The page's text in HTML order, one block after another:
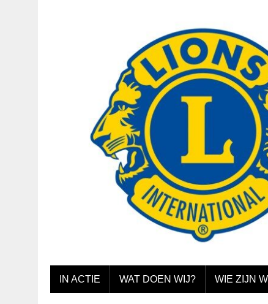
IN ACTIE WAT DOEN WIJ? WIE ZIJN